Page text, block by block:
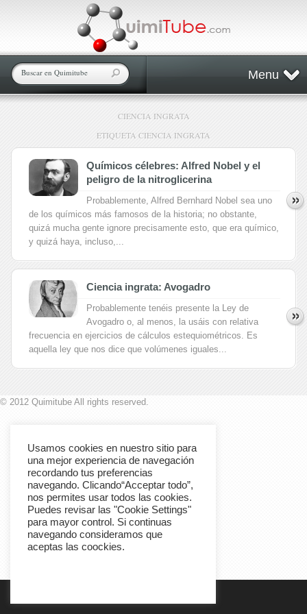
Menu
CIENCIA INGRATA
ETIQUETA CIENCIA INGRATA
Químicos célebres: Alfred Nobel y el
peligro de la nitroglicerina
Probablemente, Alfred Bernhard Nobel sea uno
de los químicos más famosos de la historia; no obstante,
quizá mucha gente ignore precisamente esto, que era químico,
y quizá haya, incluso,...
Ciencia ingrata: Avogadro
Probablemente tenéis presente la Ley de
Avogadro o, al menos, la usáis con relativa
frecuencia en ejercicios de cálculos estequiométricos. Es
aquella ley que nos dice que volúmenes iguales...
© 2012 Quimitube All rights reserved.
Usamos cookies en nuestro sitio para
una mejor experiencia de navegación
recordando tus preferencias
navegando. Clicando“Acceptar todo”,
nos permites usar todos las cookies.
Puedes revisar las "Cookie Settings"
para mayor control. Si continuas
navegando consideramos que
aceptas las coockies.